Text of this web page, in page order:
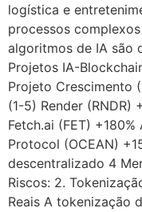
logística e
processos
algoritmos de IA são
Projetos IA-
Projeto Crescimento
(1-5) Render (RNDR)
Fetch.ai (FET)
Protocol (OCEAN)
descentralizado 4
Riscos: 2.
Reais A tokenização